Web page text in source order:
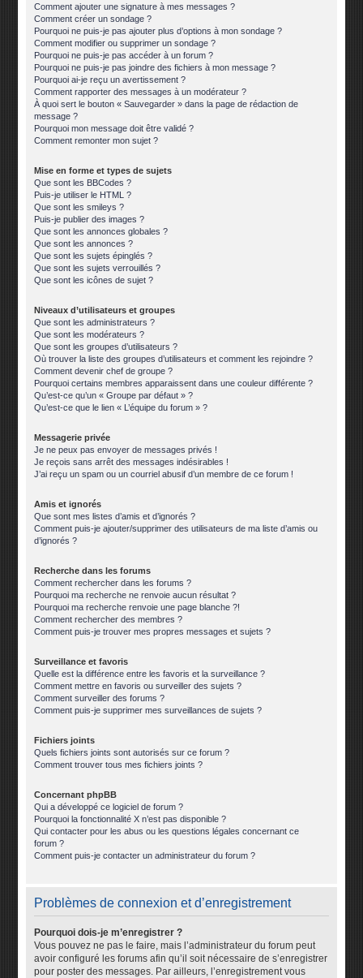
Comment ajouter une signature à mes messages ?
Comment créer un sondage ?
Pourquoi ne puis-je pas ajouter plus d’options à mon sondage ?
Comment modifier ou supprimer un sondage ?
Pourquoi ne puis-je pas accéder à un forum ?
Pourquoi ne puis-je pas joindre des fichiers à mon message ?
Pourquoi ai-je reçu un avertissement ?
Comment rapporter des messages à un modérateur ?
À quoi sert le bouton « Sauvegarder » dans la page de rédaction de
message ?
Pourquoi mon message doit être validé ?
Comment remonter mon sujet ?
Mise en forme et types de sujets
Que sont les BBCodes ?
Puis-je utiliser le HTML ?
Que sont les smileys ?
Puis-je publier des images ?
Que sont les annonces globales ?
Que sont les annonces ?
Que sont les sujets épinglés ?
Que sont les sujets verrouillés ?
Que sont les icônes de sujet ?
Niveaux d’utilisateurs et groupes
Que sont les administrateurs ?
Que sont les modérateurs ?
Que sont les groupes d’utilisateurs ?
Où trouver la liste des groupes d’utilisateurs et comment les rejoindre ?
Comment devenir chef de groupe ?
Pourquoi certains membres apparaissent dans une couleur différente ?
Qu’est-ce qu’un « Groupe par défaut » ?
Qu’est-ce que le lien « L’équipe du forum » ?
Messagerie privée
Je ne peux pas envoyer de messages privés !
Je reçois sans arrêt des messages indésirables !
J’ai reçu un spam ou un courriel abusif d’un membre de ce forum !
Amis et ignorés
Que sont mes listes d’amis et d’ignorés ?
Comment puis-je ajouter/supprimer des utilisateurs de ma liste d’amis ou
d’ignorés ?
Recherche dans les forums
Comment rechercher dans les forums ?
Pourquoi ma recherche ne renvoie aucun résultat ?
Pourquoi ma recherche renvoie une page blanche ?!
Comment rechercher des membres ?
Comment puis-je trouver mes propres messages et sujets ?
Surveillance et favoris
Quelle est la différence entre les favoris et la surveillance ?
Comment mettre en favoris ou surveiller des sujets ?
Comment surveiller des forums ?
Comment puis-je supprimer mes surveillances de sujets ?
Fichiers joints
Quels fichiers joints sont autorisés sur ce forum ?
Comment trouver tous mes fichiers joints ?
Concernant phpBB
Qui a développé ce logiciel de forum ?
Pourquoi la fonctionnalité X n’est pas disponible ?
Qui contacter pour les abus ou les questions légales concernant ce
forum ?
Comment puis-je contacter un administrateur du forum ?
Problèmes de connexion et d’enregistrement
Pourquoi dois-je m’enregistrer ?
Vous pouvez ne pas le faire, mais l’administrateur du forum peut
avoir configuré les forums afin qu’il soit nécessaire de s’enregistrer
pour poster des messages. Par ailleurs, l’enregistrement vous